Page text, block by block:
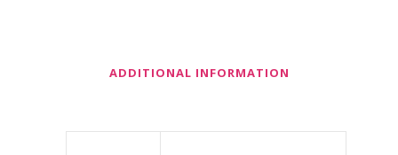
ADDITIONAL INFORMATION